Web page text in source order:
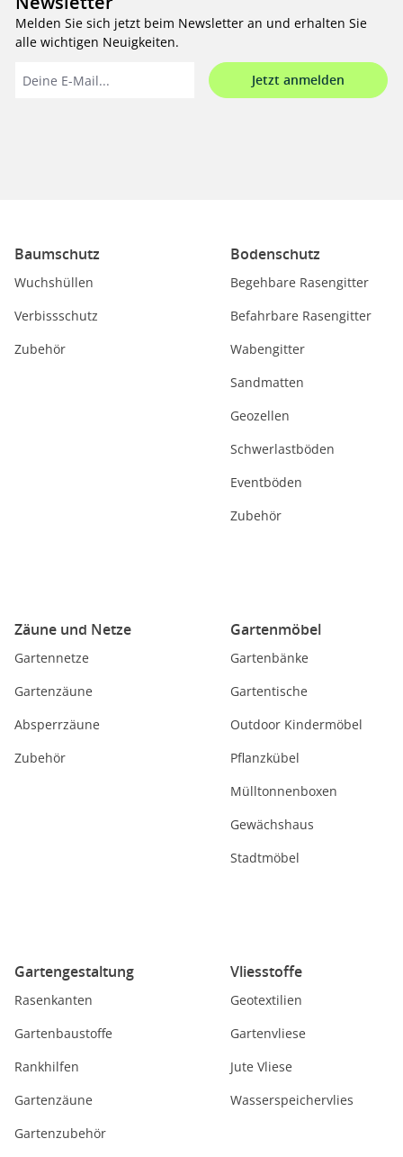
Melden Sie sich jetzt beim Newsletter an und erhalten Sie
alle wichtigen Neuigkeiten.
Jetzt anmelden
Baumschutz
Wuchshüllen
Verbissschutz
Zubehör
Bodenschutz
Begehbare Rasengitter
Befahrbare Rasengitter
Wabengitter
Sandmatten
Geozellen
Schwerlastböden
Eventböden
Zubehör
Zäune und Netze
Gartennetze
Gartenzäune
Absperrzäune
Zubehör
Gartenmöbel
Gartenbänke
Gartentische
Outdoor Kindermöbel
Pflanzkübel
Mülltonnenboxen
Gewächshaus
Stadtmöbel
Gartengestaltung
Rasenkanten
Gartenbaustoffe
Rankhilfen
Gartenzäune
Gartenzubehör
Vliesstoffe
Geotextilien
Gartenvliese
Jute Vliese
Wasserspeichervlies